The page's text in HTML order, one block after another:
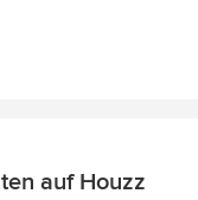
auf Houzz